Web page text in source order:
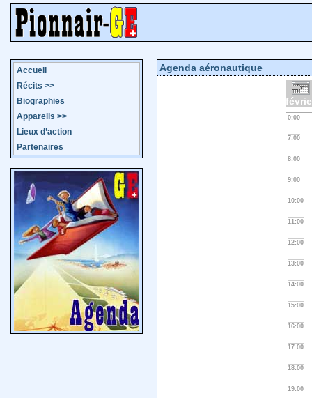
Accueil
Récits >>
Biographies
Appareils >>
Lieux d’action
Partenaires
Agenda aéronautique
0:00
7:00
8:00
9:00
10:00
11:00
12:00
13:00
14:00
15:00
16:00
17:00
18:00
19:00